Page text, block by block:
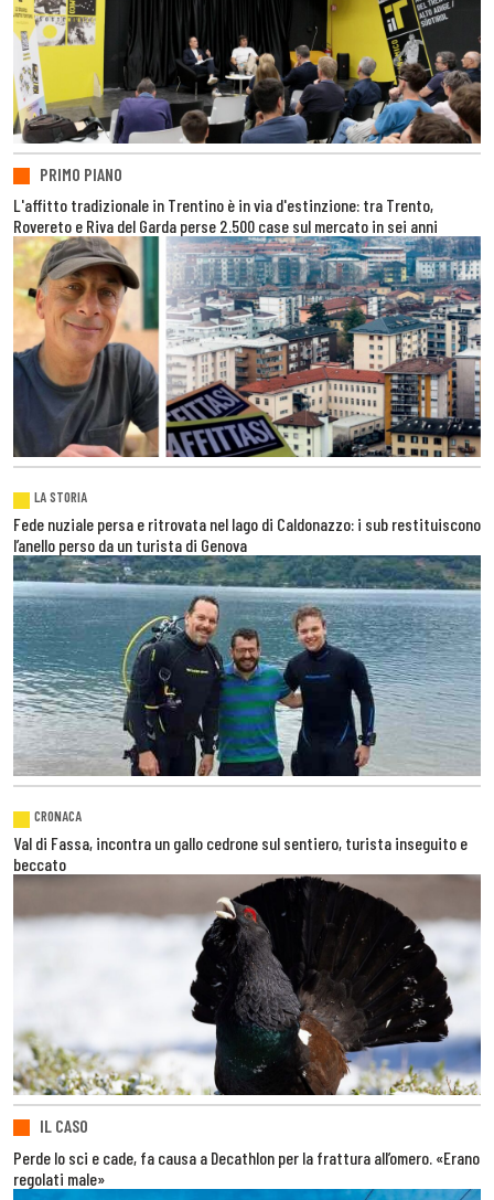
PRIMO PIANO
L'affitto tradizionale in Trentino è in via d'estinzione: tra Trento,
Rovereto e Riva del Garda perse 2.500 case sul mercato in sei anni
LA STORIA
Fede nuziale persa e ritrovata nel lago di Caldonazzo: i sub restituiscono
l’anello perso da un turista di Genova
CRONACA
Val di Fassa, incontra un gallo cedrone sul sentiero, turista inseguito e
beccato
IL CASO
Perde lo sci e cade, fa causa a Decathlon per la frattura all’omero. «Erano
regolati male»